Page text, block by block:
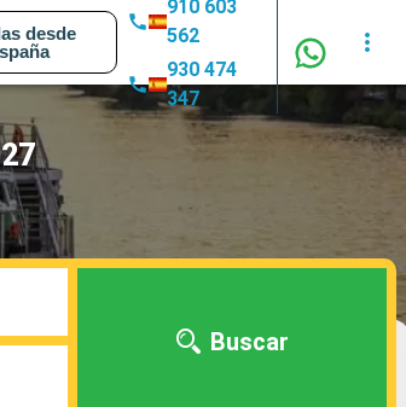
desde
910 603
562
930 474
347
Buscar